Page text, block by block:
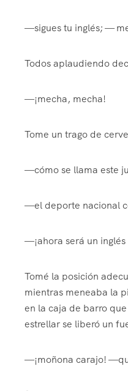
—sigues tu inglés; —
Todos aplaudiendo
—¡mecha, mecha!
Tome un trago de
—cómo se llama este
—el deporte nacional
—¡ahora será un
Tomé la posición
mientras meneaba la
en la caja de barro
estrellar se liberó un
—¡moñona carajo!